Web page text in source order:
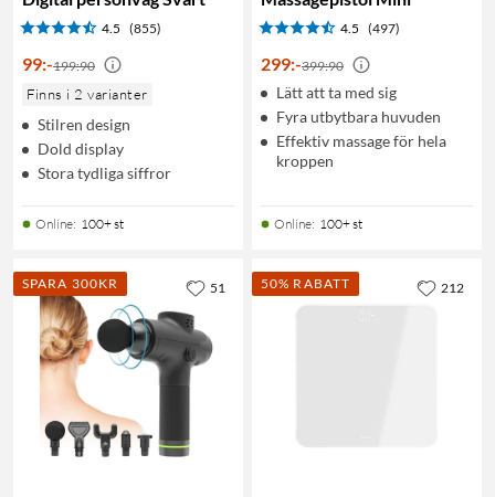
4.5 (855)
99:-199:90
Finns i 2 varianter
Stilren design
Dold display
Stora tydliga siffror
Online: 100+ st
4.5 (497)
299:-399:90
Lätt att ta med sig
Fyra utbytbara huvuden
Effektiv massage för hela
kroppen
Online: 100+ st
SPARA 300KR 51 50% RABATT 212